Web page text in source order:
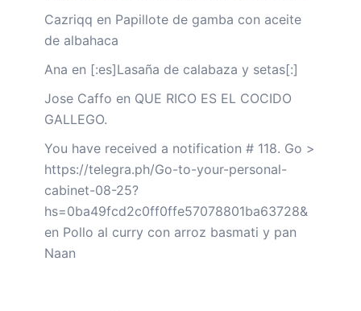
Cazriqq en Papillote de gamba con aceite
de albahaca
Ana en [:es]Lasaña de calabaza y setas[:]
Jose Caffo en QUE RICO ES EL COCIDO
GALLEGO.
You have received a notification # 118. Go >
https://telegra.ph/Go-to-your-personal-
cabinet-08-25?
hs=0ba49fcd2c0ff0ffe57078801ba63728&
en Pollo al curry con arroz basmati y pan
Naan